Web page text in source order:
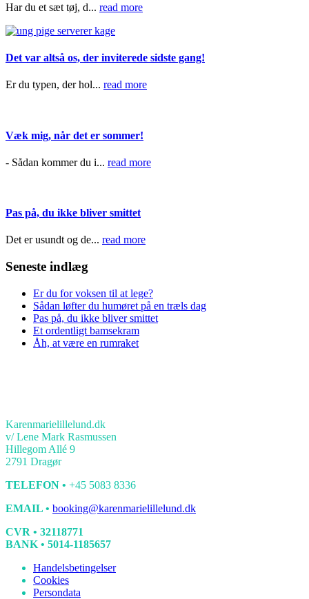
Har du et sæt tøj, d... read more
Det var altså os, der inviterede sidste gang!
Er du typen, der hol... read more
Væk mig, når det er sommer!
- Sådan kommer du i... read more
Pas på, du ikke bliver smittet
Det er usundt og de... read more
Seneste indlæg
Er du for voksen til at lege?
Sådan løfter du humøret på en træls dag
Pas på, du ikke bliver smittet
Et ordentligt bamsekram
Åh, at være en rumraket
Karenmarielillelund.dk
v/ Lene Mark Rasmussen
Hillegom Allé 9
2791 Dragør
TELEFON • +45 5083 8336
EMAIL • booking@karenmarielillelund.dk
CVR • 32118771
BANK • 5014-1185657
Handelsbetingelser
Cookies
Persondata